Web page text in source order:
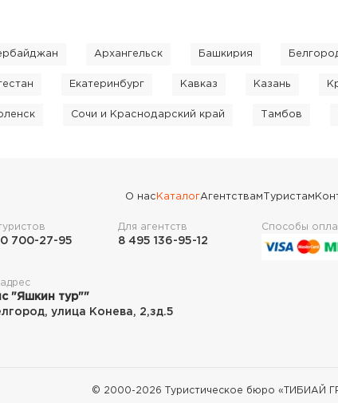
Архангельск Башкирия
Екатеринбург Кавказ Казань
Сочи и Краснодарский край Тамбов
О нас КаталогАгентствам Туристам
700-27-95
Для агентств
8 495 136-95-12
Способы
"Яшкин тур""
улица Конева, 2,зд.5
© 2000-2026 Туристическое бюро «ТИБИАЙ